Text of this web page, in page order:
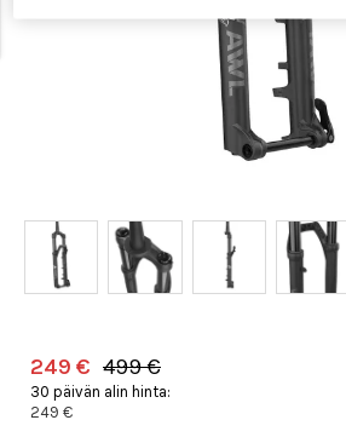
249 € 499 €
30 päivän alin hinta:
249 €